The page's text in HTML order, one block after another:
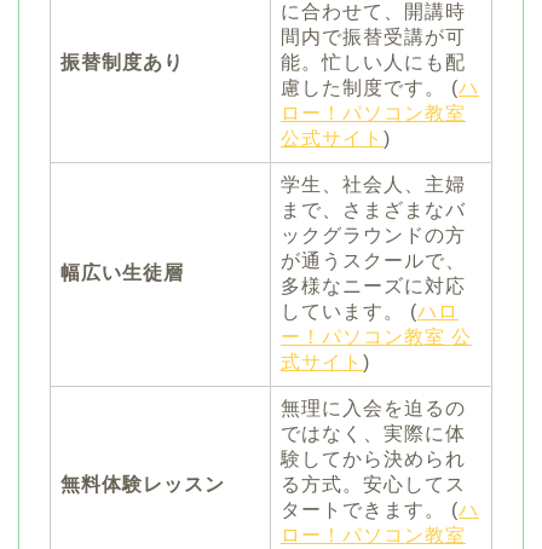
振替制度あり
に合わせて、開講時
間内で振替受講が可
能。忙しい人にも配
慮した制度です。 (ハ
ロー！パソコン教室
公式サイト )
幅広い生徒層
学生、社会人、主婦
まで、さまざまなバ
ックグラウンドの方
が通うスクールで、
多様なニーズに対応
しています。 (ハロ
ー！パソコン教室 公
式サイト )
無料体験レッスン
無理に入会を迫るの
ではなく、実際に体
験してから決められ
る方式。安心してス
タートできます。 (ハ
ロー！パソコン教室